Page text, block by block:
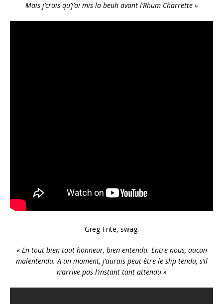
Mais j’crois qu’j’ai mis la beuh avant l’Rhum Charrette »
Greg Frite, swag.
« En tout bien tout honneur, bien entendu. Entre nous, aucun
malentendu. A un moment, j’aurais peut-être le slip tendu, s’il
n’arrive pas l’instant tant attendu »